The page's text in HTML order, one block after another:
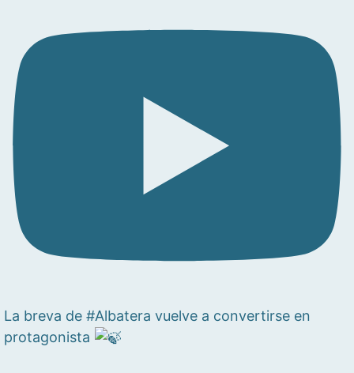
La breva de #Albatera vuelve a convertirse en
protagonista